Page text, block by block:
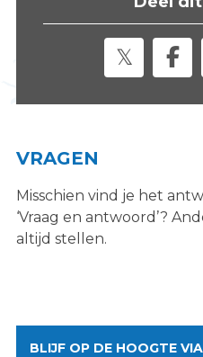
VRAGEN
Misschien vind je het
‘Vraag en antwoord’?
altijd stellen.
BLIJF OP DE HOOGTE